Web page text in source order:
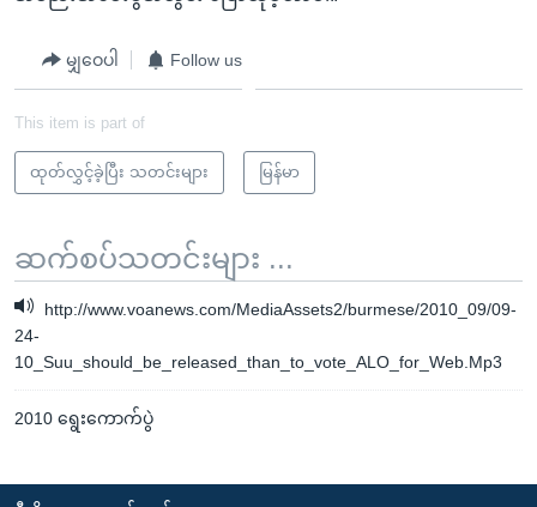
မျှဝေပါ Follow us
This item is part of
ထုတ်လွှင့်ခဲ့ပြီး သတင်းများ မြန်မာ
ဆက်စပ်သတင်းများ ...
http://www.voanews.com/MediaAssets2/burmese/2010_09/09-
24-
10_Suu_should_be_released_than_to_vote_ALO_for_Web.Mp3
2010 ရွေးကောက်ပွဲ